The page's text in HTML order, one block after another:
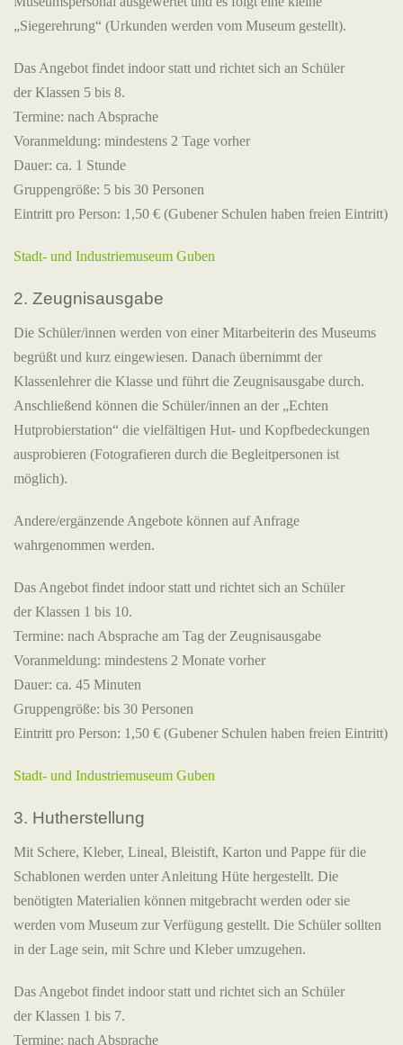
„Siegerehrung“ (Urkunden werden vom Museum gestellt).
Das Angebot findet indoor statt und richtet sich an Schüler
der Klassen 5 bis 8.
Termine: nach Absprache
Voranmeldung: mindestens 2 Tage vorher
Dauer: ca. 1 Stunde
Gruppengröße: 5 bis 30 Personen
Eintritt pro Person: 1,50 € (Gubener Schulen haben freien Eintritt)
Stadt- und Industriemuseum Guben
2. Zeugnisausgabe
Die Schüler/innen werden von einer Mitarbeiterin des Museums
begrüßt und kurz eingewiesen. Danach übernimmt der
Klassenlehrer die Klasse und führt die Zeugnisausgabe durch.
Anschließend können die Schüler/innen an der „Echten
Hutprobierstation“ die vielfältigen Hut- und Kopfbedeckungen
ausprobieren (Fotografieren durch die Begleitpersonen ist
möglich).
Andere/ergänzende Angebote können auf Anfrage
wahrgenommen werden.
Das Angebot findet indoor statt und richtet sich an Schüler
der Klassen 1 bis 10.
Termine: nach Absprache am Tag der Zeugnisausgabe
Voranmeldung: mindestens 2 Monate vorher
Dauer: ca. 45 Minuten
Gruppengröße: bis 30 Personen
Eintritt pro Person: 1,50 € (Gubener Schulen haben freien Eintritt)
Stadt- und Industriemuseum Guben
3. Hutherstellung
Mit Schere, Kleber, Lineal, Bleistift, Karton und Pappe für die
Schablonen werden unter Anleitung Hüte hergestellt. Die
benötigten Materialien können mitgebracht werden oder sie
werden vom Museum zur Verfügung gestellt. Die Schüler sollten
in der Lage sein, mit Schre und Kleber umzugehen.
Das Angebot findet indoor statt und richtet sich an Schüler
der Klassen 1 bis 7.
Termine: nach Absprache